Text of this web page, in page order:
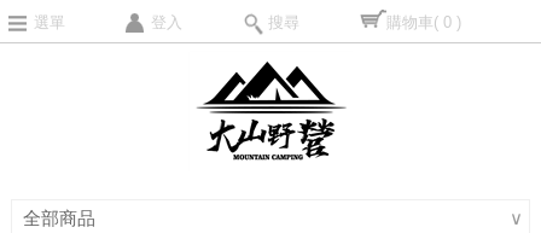
選單 登入 搜尋 購物車( 0 )
全部商品 ∨